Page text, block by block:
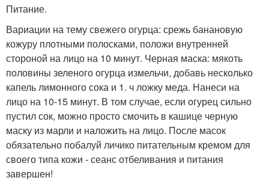
Питание.
Вариации на тему свежего огурца: срежь банановую
кожуру плотными полосками, положи внутренней
стороной на лицо на 10 минут. Черная маска: мякоть
половины зеленого огурца измельчи, добавь несколько
капель лимонного сока и 1. ч ложку меда. Нанеси на
лицо на 10-15 минут. В том случае, если огурец сильно
пустил сок, можно просто смочить в кашице черную
маску из марли и наложить на лицо. После масок
обязательно побалуй личико питательным кремом для
своего типа кожи - сеанс отбеливания и питания
завершен!